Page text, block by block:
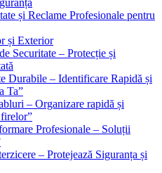
și Reclame Profesionale pentru
și Exterior
Securitate – Protecție și
Durabile – Identificare Rapidă și
Ta”
– Organizare rapidă și
Profesionale – Soluții
– Protejează Siguranța și